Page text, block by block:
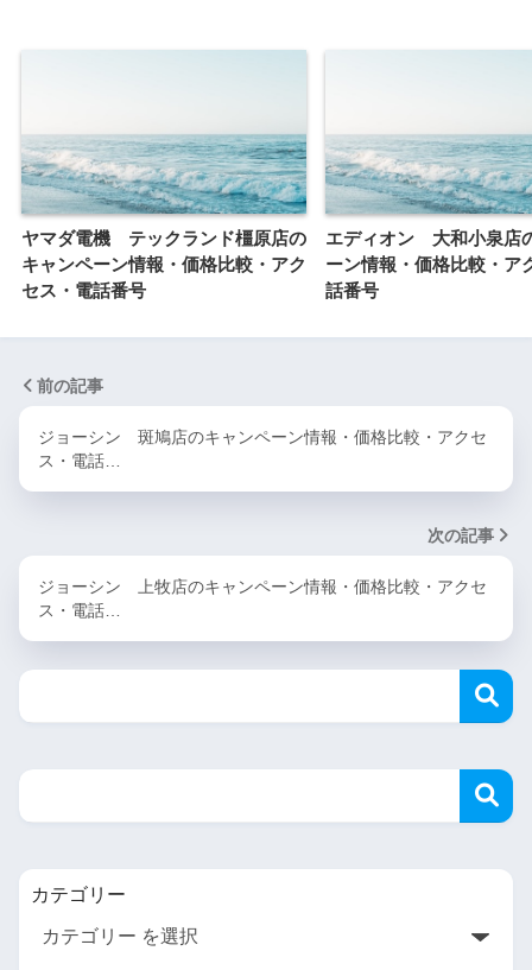
ヤマダ電機 テックランド橿原店の
キャンペーン情報・価格比較・アク
セス・電話番号
エディオン 大和小泉店
ーン情報・価格比較・ア
話番号
前の記事
ジョーシン 斑鳩店のキャンペーン情報・価格比較・アクセ
ス・電話…
次の記事
ジョーシン 上牧店のキャンペーン情報・価格比較・アクセ
ス・電話…
カテゴリー